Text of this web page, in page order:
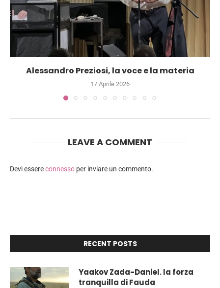
Alessandro Preziosi, la voce e la materia
17 Aprile 2026
LEAVE A COMMENT
Devi essereconnesso per inviare un commento.
RECENT POSTS
Yaakov Zada-Daniel. la forza
tranquilla di Fauda